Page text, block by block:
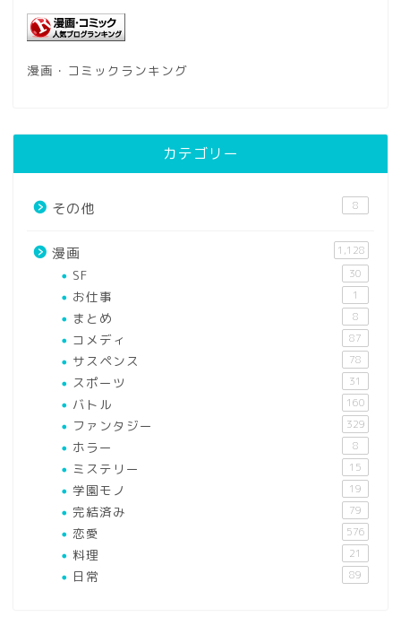
漫画・コミックランキング
カテゴリー
その他 8
漫画 1,128
SF 30
お仕事 1
まとめ 8
コメディ 87
サスペンス 78
スポーツ 31
バトル 160
ファンタジー 329
ホラー 8
ミステリー 15
学園モノ 19
完結済み 79
恋愛 576
料理 21
日常 89